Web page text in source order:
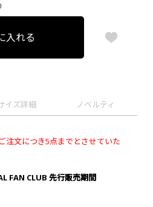
入れる
イズ詳細 ノベルティ
注文につき5点までとさせていた
FAN CLUB 先行販売期間